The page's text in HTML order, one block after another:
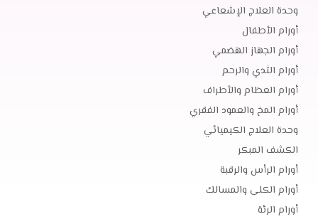
وحدة العلاج الإشعاعي
أورام الأطفال
أورام الجهاز الهضمي
أورام الثدي والرحم
أورام العظام والأطراف
أورام المخ والعمود الفقري
وحدة العلاج الكيميائي
الكشف المبكر
أورام الرأس والرقبة
أورام الكلى والمسالك
أورام الرئة